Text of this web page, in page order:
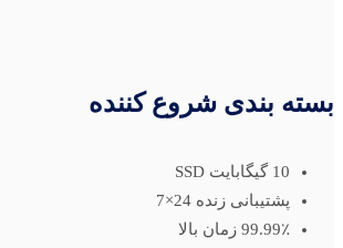
بسته بندی شروع کننده
10 گیگابایت SSD
پشتیبانی زنده 24×7
99.99٪ زمان بالا